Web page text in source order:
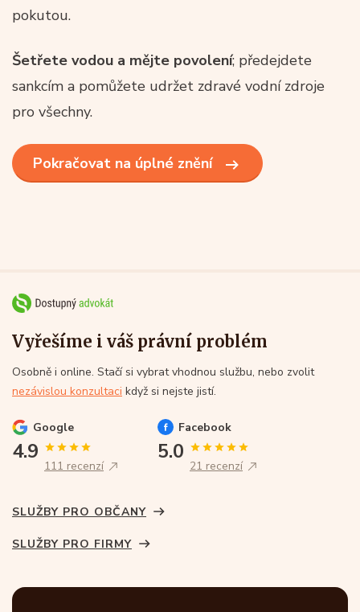
pokutou.
Šetřete vodou a mějte povolení; předejdete
sankcím a pomůžete udržet zdravé vodní zdroje
pro všechny.
Pokračovat na úplné znění
Vyřešíme i váš právní problém
Osobně i online. Stačí si vybrat vhodnou službu, nebo zvolit
nezávislou konzultaci když si nejste jistí.
Google
4.9
111 recenzí
Facebook
5.0
21 recenzí
SLUŽBY PRO OBČANY
SLUŽBY PRO FIRMY